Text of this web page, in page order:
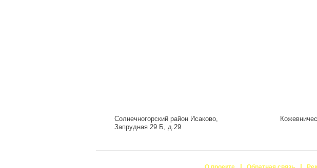
Солнечногорский район Исаково,
Запрудная 29 Б, д.29